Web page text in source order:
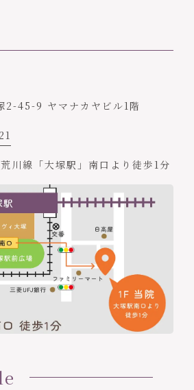
2-45-9 ヤマナカヤビル1階
川線「大塚駅」南口より徒歩1分